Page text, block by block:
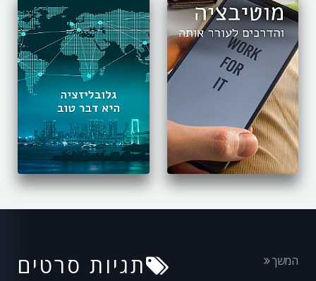
תגיות סרטים המשך